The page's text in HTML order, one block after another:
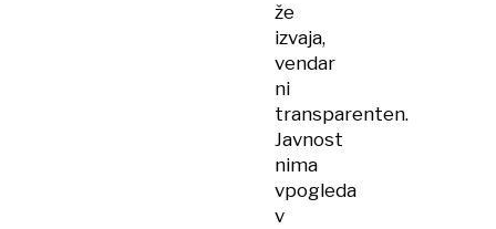
že
izvaja,
vendar
ni
transparenten.
Javnost
nima
vpogleda
v